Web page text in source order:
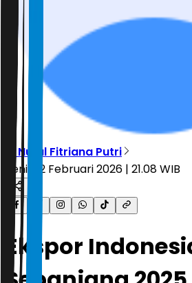
R. Nurul Fitriana Putri
Senin, 2 Februari 2026 | 21.08 WIB
Ekspor